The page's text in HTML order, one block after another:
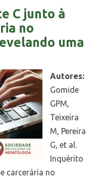
C junto à
no
uma
Autores:
Gomide
GPM,
Teixeira
M, Pereira
G, et al.
Inquérito
carcerária no